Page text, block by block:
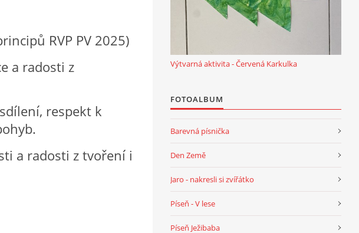
RVP PV 2025)
a radosti z
respekt k
a radosti z tvoření i
Výtvarná aktivita - Červená Karkulka
FOTOALBUM
Barevná písnička
Den Země
Jaro - nakresli si zvířátko
Píseň - V lese
Píseň Ježibaba